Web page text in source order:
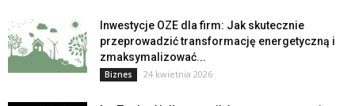
Inwestycje OZE dla firm: Jak skutecznie
przeprowadzić transformację energetyczną i
zmaksymalizować...
Biznes 24 kwietnia 2026